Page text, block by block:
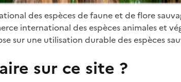
des espèces de faune et de flore
international des espèces animales et
sur une utilisation durable des espèces
sur ce site ?